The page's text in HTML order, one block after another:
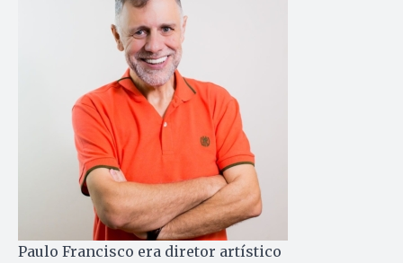
Paulo Francisco era diretor artístico